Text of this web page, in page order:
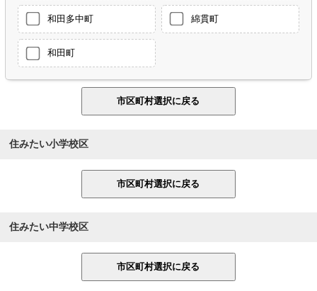
和田多中町 綿貫町
和田町
住みたい小学校区
住みたい中学校区